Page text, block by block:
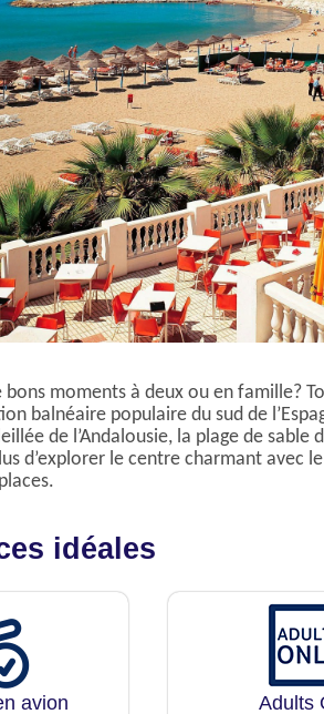
bons moments à deux ou en famille?
balnéaire populaire du sud de
de l’Andalousie, la plage de
d’explorer le centre charmant avec
idéales
avion Adults